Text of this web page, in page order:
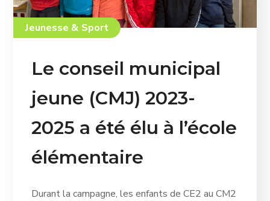
Jeunesse & Sport
Le conseil municipal
jeune (CMJ) 2023-
2025 a été élu à l’école
élémentaire
Durant la campagne, les enfants de CE2 au CM2